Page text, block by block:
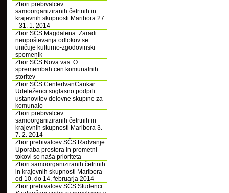
Zbori prebivalcev
samoorganiziranih četrtnih in
krajevnih skupnosti Maribora 27.
- 31. 1. 2014
Zbor SČS Magdalena: Zaradi
neupoštevanja odlokov se
uničuje kulturno-zgodovinski
spomenik
Zbor SČS Nova vas: O
spremembah cen komunalnih
storitev
Zbor SČS CenterIvanCankar:
Udeleženci soglasno podprli
ustanovitev delovne skupine za
komunalo
Zbori prebivalcev
samoorganiziranih četrtnih in
krajevnih skupnosti Maribora 3. -
7. 2. 2014
Zbor prebivalcev SČS Radvanje:
Uporaba prostora in prometni
tokovi so naša prioriteta
Zbori samoorganiziranih četrtnih
in krajevnih skupnosti Maribora
od 10. do 14. februarja 2014
Zbor prebivalcev SČS Studenci: